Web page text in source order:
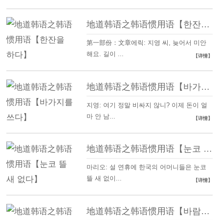
地道韩语之韩语惯用语【한잔을 하다】
第一部份：文章에릭: 지영 씨, 늦어서 미안
해요. 길이 ...
【详情】
地道韩语之韩语惯用语【바가지를 쓰다】
지영: 여기 정말 비싸지 않니? 이제 돈이 얼
마 안 남...
【详情】
地道韩语之韩语惯用语【눈코 뜰 새 없다】
마리오: 설 연휴에 한국의 어머니들은 눈코
뜰 새 없이...
【详情】
地道韩语之韩语惯用语【바람을 맞다】